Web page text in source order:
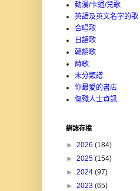
動漫/卡通/兒歌
英語及英文名字的歌
合唱歌
日語歌
韓語歌
詩歌
未分類譜
你最愛的書店
傷殘人士資訊
網誌存檔
► 2026 (184)
► 2025 (154)
► 2024 (97)
► 2023 (65)